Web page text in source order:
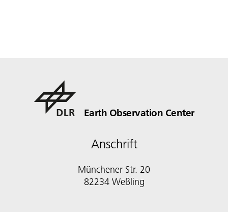
Earth Observation Center
Anschrift
Münchener Str. 20